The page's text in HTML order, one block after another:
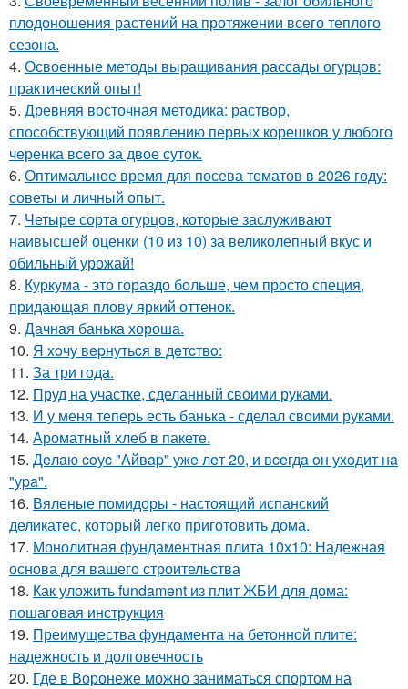
плодоношения растений на протяжении всего теплого
сезона.
4. Освоенные методы выращивания рассады огурцов:
практический опыт!
5. Древняя восточная методика: раствор,
способствующий появлению первых корешков у любого
черенка всего за двое суток.
6. Оптимальное время для посева томатов в 2026 году:
советы и личный опыт.
7. Четыре сорта огурцов, которые заслуживают
наивысшей оценки (10 из 10) за великолепный вкус и
обильный урожай!
8. Куркума - это гораздо больше, чем просто специя,
придающая плову яркий оттенок.
9. Дачная банька хороша.
10. Я xoчу вepнутьcя в дeтcтвo:
11. За три года.
12. Пруд на участке, сделанный своими руками.
13. И у меня теперь есть банька - сделал своими руками.
14. Ароматный хлеб в пакете.
15. Дeлaю coуc "Aйвap" ужe лeт 20, и вceгдa oн уxoдит нa
"уpa".
16. Вяленые помидоры - настоящий испанский
деликатес, который легко приготовить дома.
17. Монолитная фундаментная плита 10х10: Надежная
основа для вашего строительства
18. Как уложить fundament из плит ЖБИ для дома:
пошаговая инструкция
19. Преимущества фундамента на бетонной плите:
надежность и долговечность
20. Где в Воронеже можно заниматься спортом на